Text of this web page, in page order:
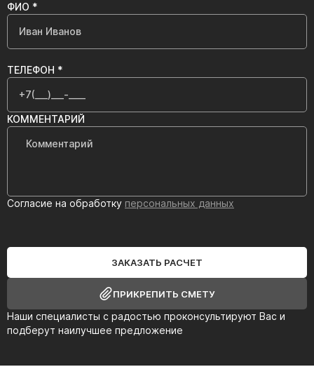
Наши специалисты с радостью проконсультируют Вас и
подберут наилучшее предложение
ФИО *
ТЕЛЕФОН *
КОММЕНТАРИЙ
Согласие на обработку персональных данных
ЗАКАЗАТЬ РАСЧЕТ
ПРИКРЕПИТЬ СМЕТУ